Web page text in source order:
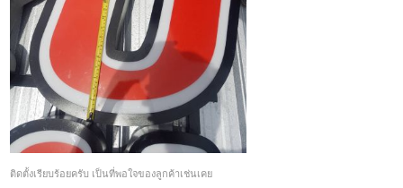
ติดตั้งเรียบร้อยครับ เป็นที่พอใจของลูกค้าเช่นเคย